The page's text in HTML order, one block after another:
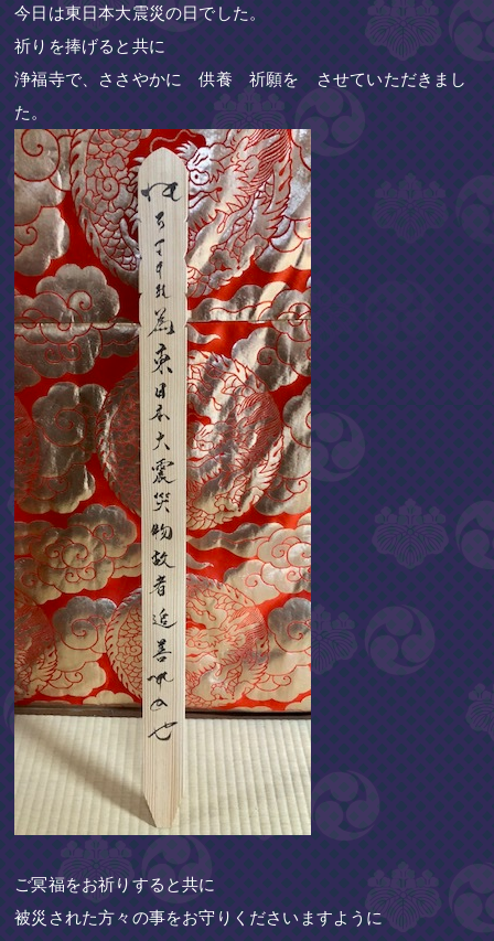
今日は東日本大震災の日でした。
祈りを捧げると共に
浄福寺で、ささやかに 供養 祈願を させていただきまし
た。
ご冥福をお祈りすると共に
被災された方々の事をお守りくださいますように